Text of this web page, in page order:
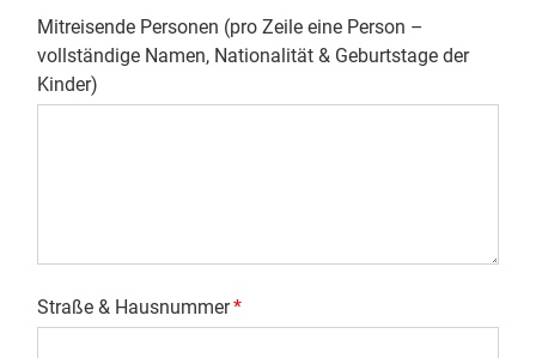
Mitreisende Personen (pro Zeile eine Person –
vollständige Namen, Nationalität & Geburtstage der
Kinder)
Straße & Hausnummer*